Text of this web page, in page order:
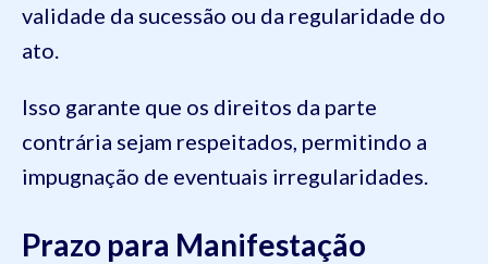
validade da sucessão ou da regularidade do
ato.
Isso garante que os direitos da parte
contrária sejam respeitados, permitindo a
impugnação de eventuais irregularidades.
Prazo para Manifestação